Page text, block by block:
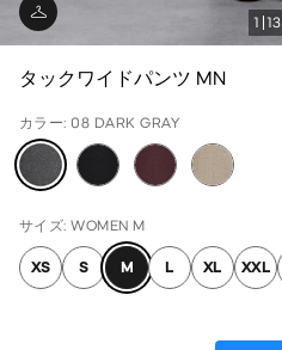
1 13
タックワイドパンツ MN
カラー: 08 DARK GRAY
サイズ: WOMEN M
XS S M L XL XXL